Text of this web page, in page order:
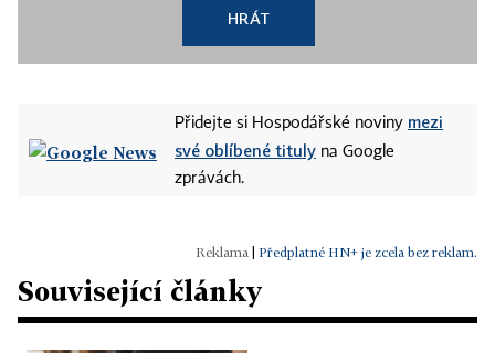
HRÁT
Přidejte si Hospodářské noviny mezi
své oblíbené tituly na Google
zprávách.
Předplatné HN+ je zcela bez reklam.
Související články